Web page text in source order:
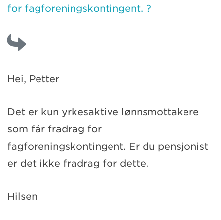
for fagforeningskontingent. ?
Hei, Petter
Det er kun yrkesaktive lønnsmottakere
som får fradrag for
fagforeningskontingent. Er du pensjonist
er det ikke fradrag for dette.
Hilsen